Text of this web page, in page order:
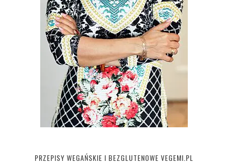
PRZEPISY WEGAŃSKIE I BEZGLUTENOWE VEGEMI.PL